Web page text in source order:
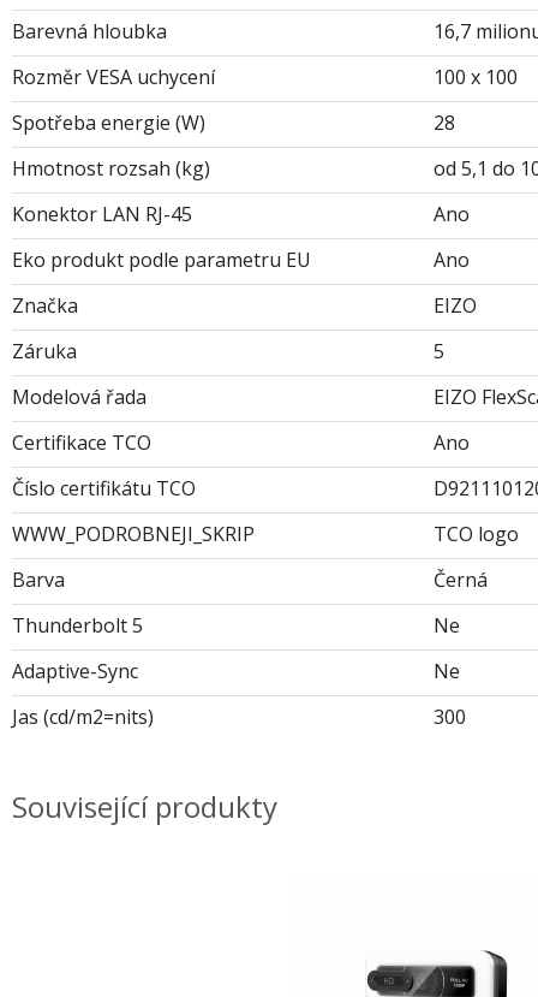
Barevná hloubka
16,7
Rozměr VESA uchycení
100 x 100
Spotřeba energie (W)
28
Hmotnost rozsah (kg)
od 5,1 do
Konektor LAN RJ-45
Ano
Eko produkt podle parametru EU
Ano
Značka
EIZO
Záruka
5
Modelová řada
EIZO
Certifikace TCO
Ano
Číslo certifikátu TCO
WWW_PODROBNEJI_SKRIP
TCO logo
Barva
Černá
Thunderbolt 5
Ne
Adaptive-Sync
Ne
Jas (cd/m2=nits)
300
Související produkty